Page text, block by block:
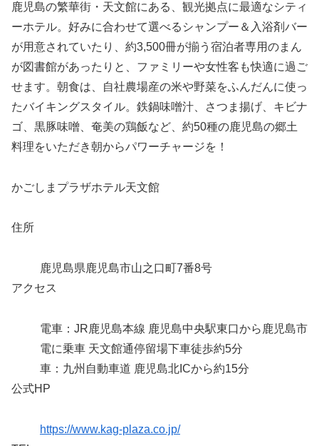
鹿児島の繁華街・天文館にある、観光拠点に最適なシティ
ーホテル。好みに合わせて選べるシャンプー＆入浴剤バー
が用意されていたり、約3,500冊が揃う宿泊者専用のまん
が図書館があったりと、ファミリーや女性客も快適に過ご
せます。朝食は、自社農場産の米や野菜をふんだんに使っ
たバイキングスタイル。鉄鍋味噌汁、さつま揚げ、キビナ
ゴ、黒豚味噌、奄美の鶏飯など、約50種の鹿児島の郷土
料理をいただき朝からパワーチャージを！
かごしまプラザホテル天文館
住所
鹿児島県鹿児島市山之口町7番8号
アクセス
電車：JR鹿児島本線 鹿児島中央駅東口から鹿児島市
電に乗車 天文館通停留場下車徒歩約5分
車：九州自動車道 鹿児島北ICから約15分
公式HP
https://www.kag-plaza.co.jp/